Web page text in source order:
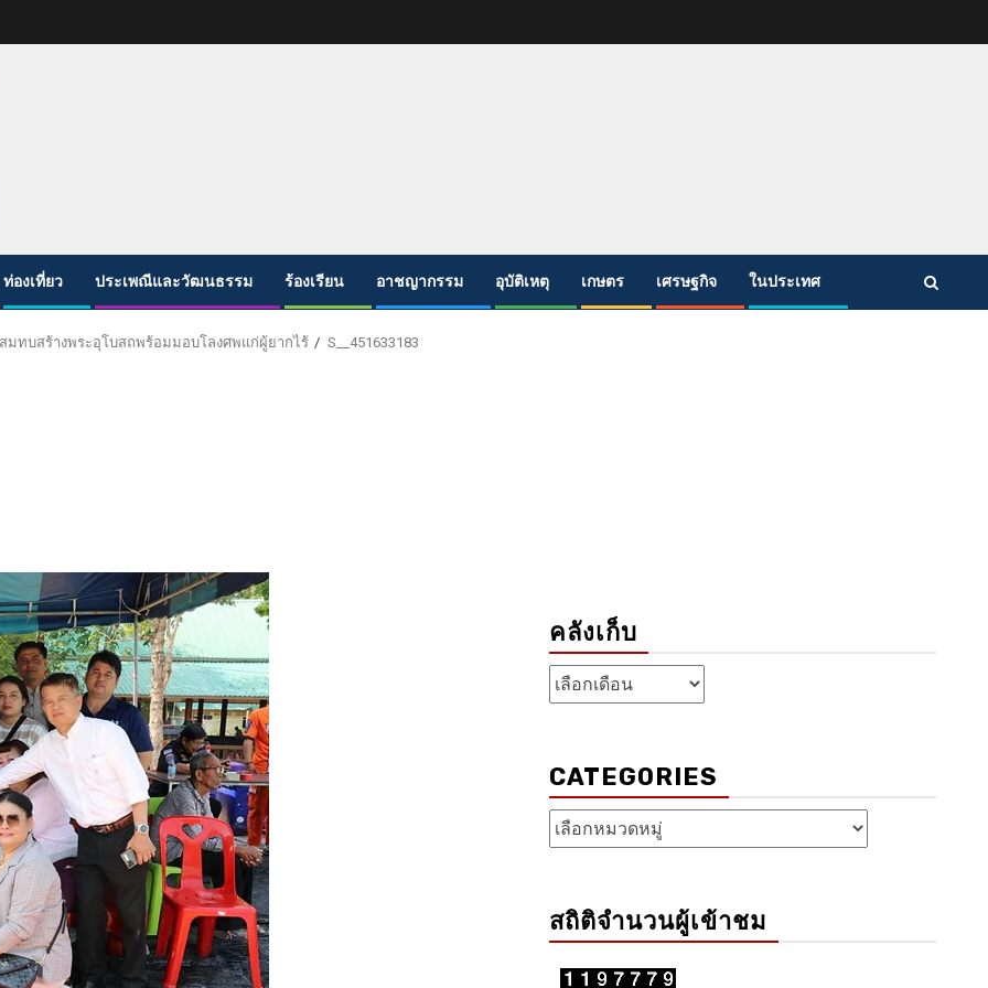
ท่องเที่ยว ประเพณีและวัฒนธรรม ร้องเรียน อาชญากรรม อุบัติเหตุ เกษตร เศรษฐกิจ ในประเทศ
ทบสร้างพระอุโบสถพร้อมมอบโลงศพแก่ผู้ยากไร้ S__451633183
คลังเก็บ
คลัง
เก็บ
CATEGORIES
Categories
สถิติจำนวนผู้เข้าชม